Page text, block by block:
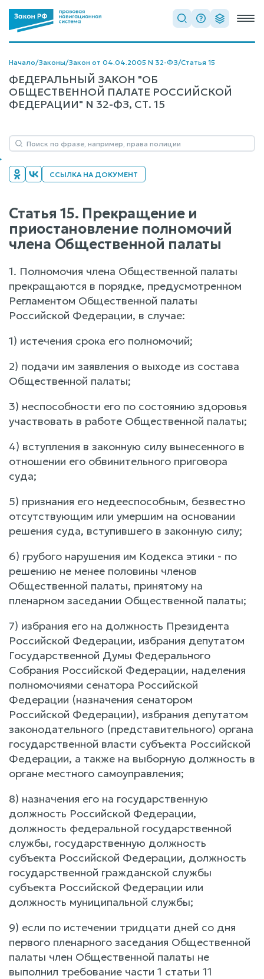
Начало/Законы/Закон от 04.04.2005 N 32-ФЗ/Статья 15
ФЕДЕРАЛЬНЫЙ ЗАКОН "ОБ
ОБЩЕСТВЕННОЙ ПАЛАТЕ РОССИЙСКОЙ
ФЕДЕРАЦИИ" N 32-ФЗ, СТ. 15
ССЫЛКА НА ДОКУМЕНТ
Статья 15. Прекращение и
приостановление полномочий
члена Общественной палаты
1. Полномочия члена Общественной палаты
прекращаются в порядке, предусмотренном
Регламентом Общественной палаты
Российской Федерации, в случае:
1) истечения срока его полномочий;
2) подачи им заявления о выходе из состава
Общественной палаты;
3) неспособности его по состоянию здоровья
участвовать в работе Общественной палаты;
4) вступления в законную силу вынесенного в
отношении его обвинительного приговора
суда;
5) признания его недееспособным, безвестно
отсутствующим или умершим на основании
решения суда, вступившего в законную силу;
6) грубого нарушения им Кодекса этики - по
решению не менее половины членов
Общественной палаты, принятому на
пленарном заседании Общественной палаты;
7) избрания его на должность Президента
Российской Федерации, избрания депутатом
Государственной Думы Федерального
Собрания Российской Федерации, наделения
полномочиями сенатора Российской
Федерации (назначения сенатором
Российской Федерации), избрания депутатом
законодательного (представительного) органа
государственной власти субъекта Российской
Федерации, а также на выборную должность в
органе местного самоуправления;
8) назначения его на государственную
должность Российской Федерации,
должность федеральной государственной
службы, государственную должность
субъекта Российской Федерации, должность
государственной гражданской службы
субъекта Российской Федерации или
должность муниципальной службы;
9) если по истечении тридцати дней со дня
первого пленарного заседания Общественной
палаты член Общественной палаты не
выполнил требование части 1 статьи 11